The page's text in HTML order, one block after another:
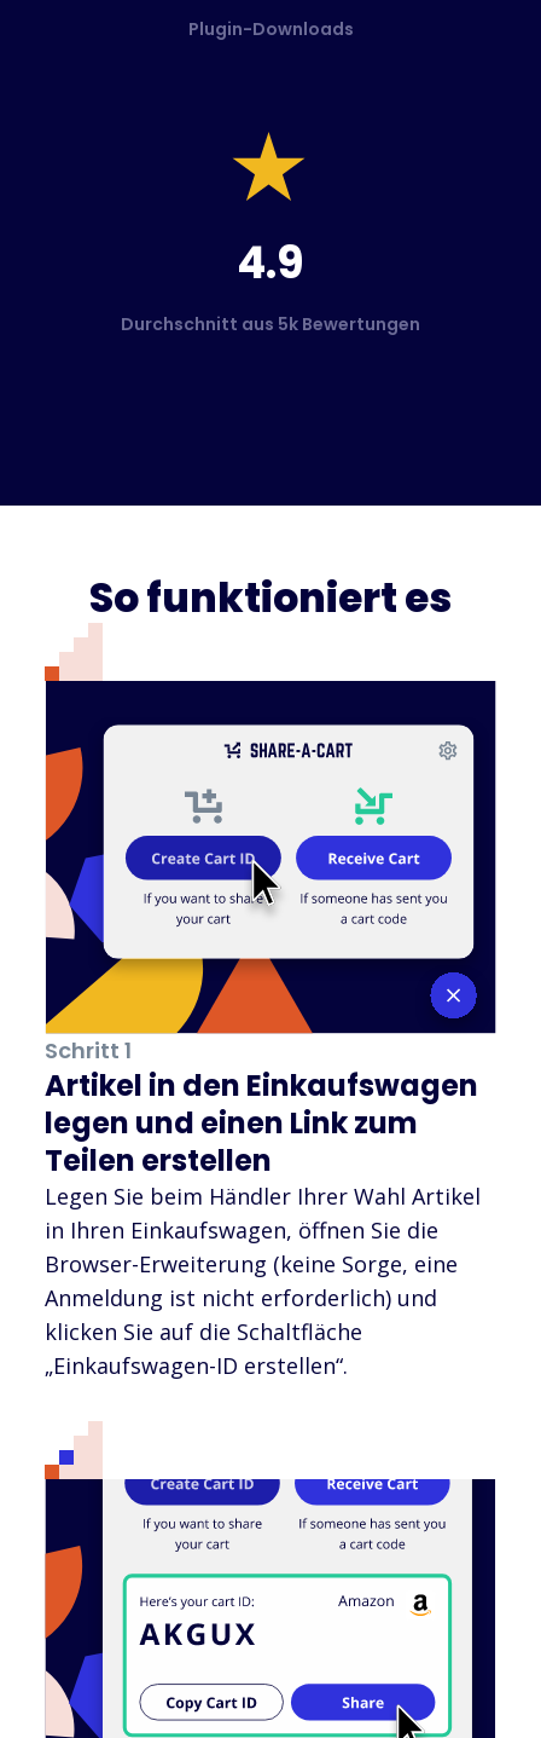
Plugin-Downloads
4.9
Durchschnitt aus 5k Bewertungen
So funktioniert es
Schritt 1
Artikel in den Einkaufswagen
legen und einen Link zum
Teilen erstellen
Legen Sie beim Händler Ihrer Wahl Artikel
in Ihren Einkaufswagen, öffnen Sie die
Browser-Erweiterung (keine Sorge, eine
Anmeldung ist nicht erforderlich) und
klicken Sie auf die Schaltfläche
„Einkaufswagen-ID erstellen“.